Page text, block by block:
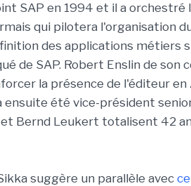
SAP en 1994 et il a orchestré
qui pilotera l'organisation
des applications métiers
de SAP. Robert Enslin de son
la présence de l'éditeur
ensuite été vice-président
Bernd Leukert totalisent 42
suggère un parallèle avec